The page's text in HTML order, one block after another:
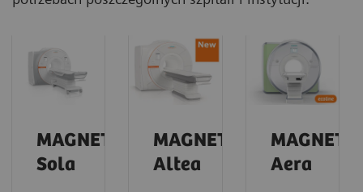
MAGNETOM
Sola
MAGNETOM
Altea
Aera